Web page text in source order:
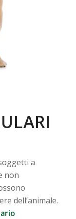
a
non
dell’animale.